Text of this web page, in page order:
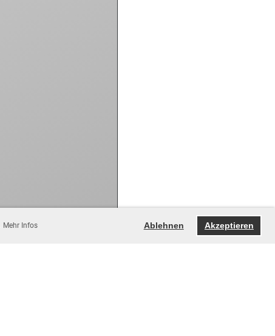
Mehr Infos Ablehnen Akzeptieren